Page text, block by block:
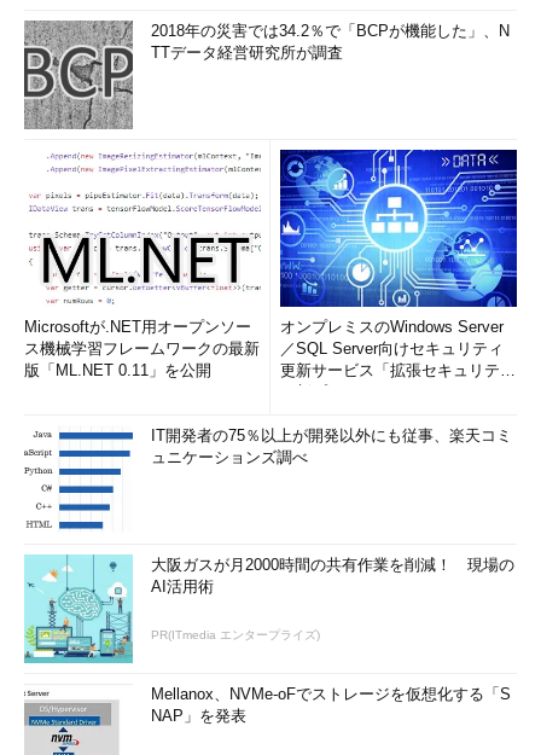
2018年の災害では34.2％で「BCPが機能した」、N
TTデータ経営研究所が調査
Microsoftが.NET用オープンソー
ス機械学習フレームワークの最新
版「ML.NET 0.11」を公開
オンプレミスのWindows Server
／SQL Server向けセキュリティ
更新サービス「拡張セキュリティ
IT開発者の75％以上が開発以外にも従事、楽天コミ
ュニケーションズ調べ
大阪ガスが月2000時間の共有作業を削減！ 現場の
AI活用術
PR(ITmedia エンタープライズ)
Mellanox、NVMe-oFでストレージを仮想化する「S
NAP」を発表